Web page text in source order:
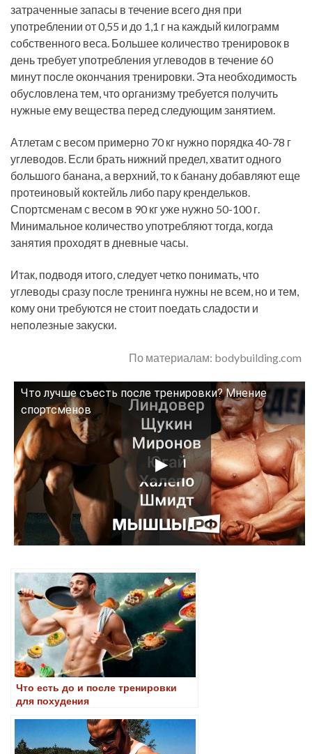
затраченные запасы в течение всего дня при
употреблении от 0,55 и до 1,1 г на каждый килограмм
собственного веса. Большее количество тренировок в
день требует употребления углеводов в течение 60
минут после окончания тренировки. Эта необходимость
обусловлена тем, что организму требуется получить
нужные ему вещества перед следующим занятием.
Атлетам с весом примерно 70 кг нужно порядка 40-78 г
углеводов. Если брать нижний предел, хватит одного
большого банана, а верхний, то к банану добавляют еще
протеиновый коктейль либо пару крендельков.
Спортсменам с весом в 90 кг уже нужно 50-100 г.
Минимальное количество употребляют тогда, когда
занятия проходят в дневные часы.
Итак, подводя итого, следует четко понимать, что
углеводы сразу после тренинга нужны не всем, но и тем,
кому они требуются не стоит поедать сладости и
неполезные закуски.
По материалам: bodybuilding.com
Что лучше съесть после тренировки? Мнение
спортсменов
Смотрите это видео на YouTube
Что есть до и после тренировки
для похудения